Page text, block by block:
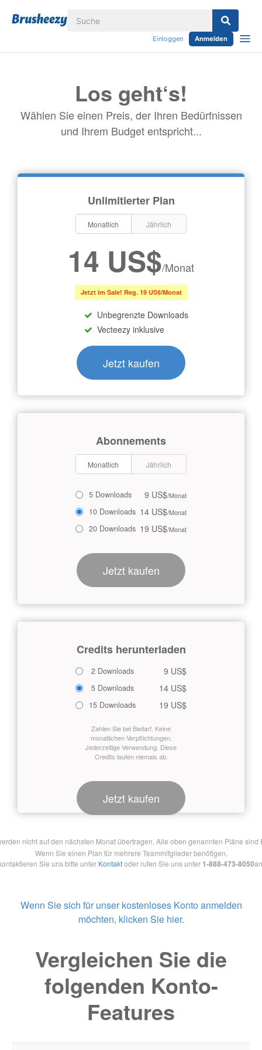
Einloggen Anmelden
Los geht‘s!
Wählen Sie einen Preis, der Ihren Bedürfnissen
und Ihrem Budget entspricht...
Unlimitierter Plan
Monatlich Jährlich
14 US$/Monat
Jetzt im Sale! Reg. 19 US$/Monat
Unbegrenzte Downloads
Vecteezy inklusive
Jetzt kaufen
Abonnements
Monatlich Jährlich
5 Downloads 9 US$/Monat
10 Downloads 14 US$/Monat
20 Downloads 19 US$/Monat
Jetzt kaufen
Credits herunterladen
2 Downloads 9 US$
5 Downloads 14 US$
15 Downloads 19 US$
Zahlen Sie bei Bedarf. Keine
monatlichen Verpflichtungen.
Jederzeitige Verwendung. Diese
Credits laufen niemals ab.
Jetzt kaufen
nicht auf den nächsten Monat übertragen. Alle oben genannten Pläne
Wenn Sie einen Plan für mehrere Teammitglieder benötigen,
Sie uns bitte unter Kontaktoder rufen Sie uns unter 1-888-473-8050
Wenn Sie sich für unser kostenloses Konto anmelden
möchten, klicken Sie hier.
Vergleichen Sie die
folgenden Konto-
Features